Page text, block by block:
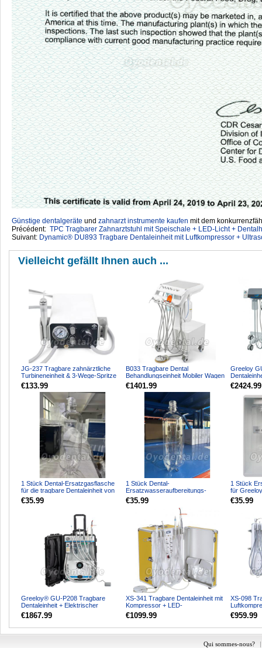
Günstige dentalgeräte ‎ und zahnarzt instrumente kaufen mit dem
Précédent: TPC Tragbarer Zahnarztstuhl mit Speischale + LED-Licht +
Suivant: Dynamic® DU893 Tragbare Dentaleinheit mit Luftkompressor +
Vielleicht gefällt Ihnen auch ...
JG-237 Tragbare zahnärztliche
Turbineneinheit & 3-Wege-Spritze
Betrieb mit Luftk...
€133.99
B033 Tragbare Dental
Behandlungseinheit Mobiler Wagen
mit Luftkompressor Scaler ...
€1401.99
Greeloy
€2424.99
1 Stück Dental-Ersatzgasflasche
für die tragbare Dentaleinheit von
Greeloy
€35.99
1 Stück Dental-
Ersatzwasseraufbereitungs-
Reinigungsflasche für tragbare
Dental-L...
€35.99
1 Stück
für
Dental
€35.99
Greeloy® GU-P208 Tragbare
Dentaleinheit + Elektrischer
Dentalmotor + Polymerisat...
€1867.99
XS-341 Tragbare Dentaleinheit mit
Kompressor + LED-
Polymerisationslampe + Scaler...
€1099.99
XS-098
Wege-
€959.99
Qui sommes-nous? |